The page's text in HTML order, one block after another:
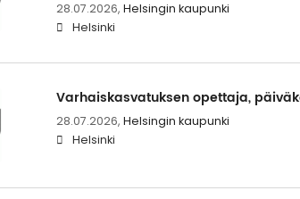
28.07.2026, Helsingin kaupunki
Helsinki
Varhaiskasvatuksen opettaja,
28.07.2026, Helsingin kaupunki
Helsinki